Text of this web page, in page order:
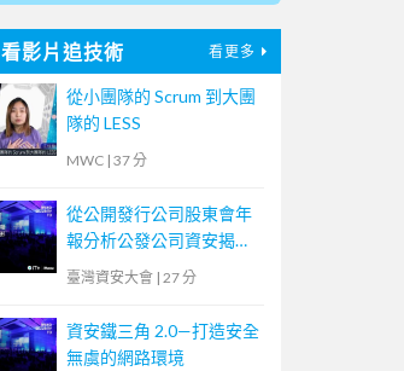
看影片追技術 看更多
從小團隊的 Scrum 到大團
隊的 LESS
MWC | 37 分
從公開發行公司股東會年
報分析公發公司資安揭露
情形
臺灣資安大會 | 27 分
資安鐵三角 2.0—打造安全
無虞的網路環境